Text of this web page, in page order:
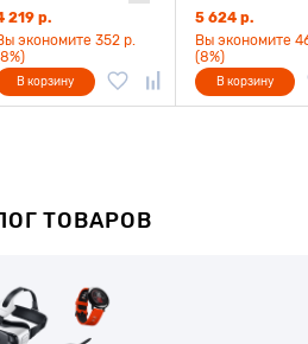
219 р.
экономите 352 р.
В корзину
5 624 р.
Вы экономите
(8%)
В корзину
ТОВАРОВ